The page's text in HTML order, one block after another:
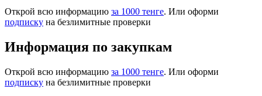
Открой всю информацию за 1000 тенге. Или оформи
подписку на безлимитные проверки
Информация по закупкам
Открой всю информацию за 1000 тенге. Или оформи
подписку на безлимитные проверки